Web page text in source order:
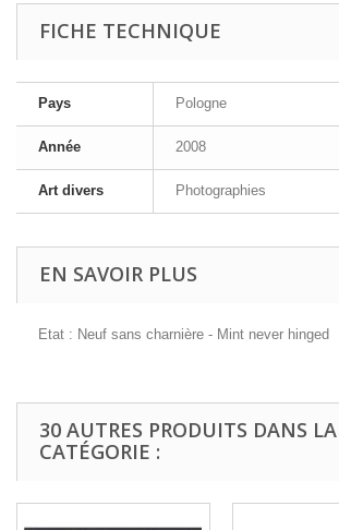
FICHE TECHNIQUE
Pays Pologne
Année 2008
Art divers Photographies
EN SAVOIR PLUS
Etat : Neuf sans charnière - Mint never hinged
30 AUTRES PRODUITS DANS
CATÉGORIE :